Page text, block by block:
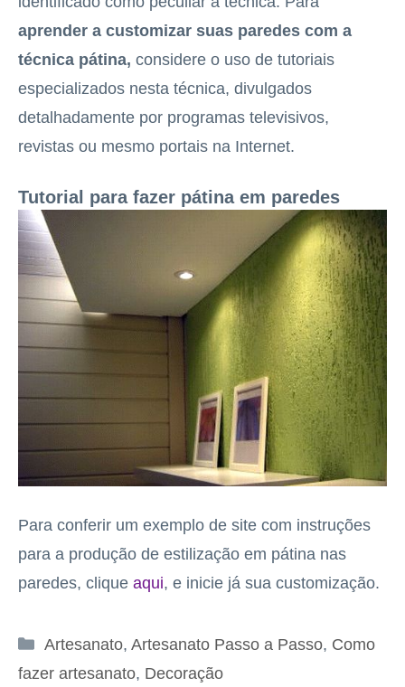
aprender a customizar suas paredes com a
técnica pátina, considere o uso de tutoriais
especializados nesta técnica, divulgados
detalhadamente por programas televisivos,
revistas ou mesmo portais na Internet.
Tutorial para fazer pátina em paredes
Para conferir um exemplo de site com instruções
para a produção de estilização em pátina nas
paredes, clique aqui, e inicie já sua customização.
Categorias
Artesanato, Artesanato Passo a Passo, Como
fazer artesanato, Decoração